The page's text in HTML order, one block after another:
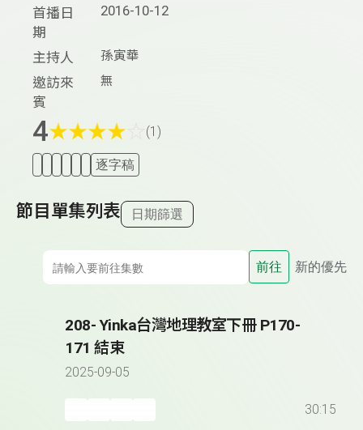
首播日
期
2016-10-12
主持人 孫寅華
邀訪來
賓
無
4★★★★ (1)
逐字稿
節目單集列表 日期篩選
前往 新的優先
208- Yinka台灣地理教室下冊 P170-
171 結束
2025-09-05
30:15